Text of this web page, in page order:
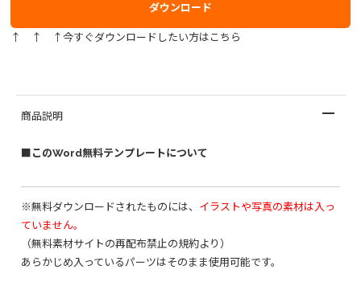
ダウンロード
↑ ↑ ↑今すぐダウンロードしたい方はこちら
商品説明
■このWord無料テンプレートについて
※無料ダウンロードされたものには、 イラストや写真の素材は入っ
ていません。
（無料素材サイトの再配布禁止の規約より）
あらかじめ入っているパーツはそのまま使用可能です。